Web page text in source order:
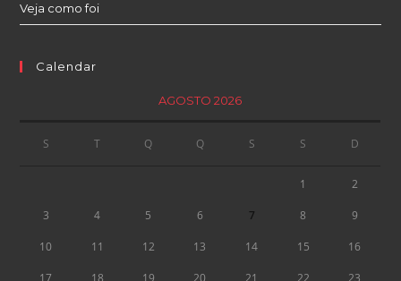
Veja como foi
Calendar
AGOSTO 2026
S T Q Q S S D
1 2
3 4 5 6 7 8 9
10 11 12 13 14 15 16